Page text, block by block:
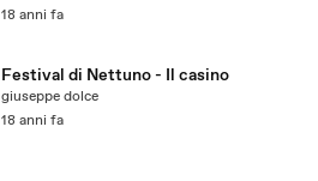
18 anni fa
Festival di Nettuno - Il casino
giuseppe dolce
18 anni fa